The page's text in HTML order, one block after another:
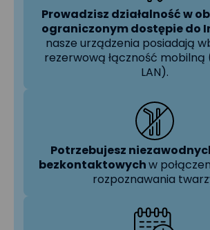
Prowadzisz działalność w
ograniczonym dostępie do
nasze urządzenia posiadają
rezerwową łączność mobilną
LAN).
Potrzebujesz
bezkontaktowychw
rozpoznawania